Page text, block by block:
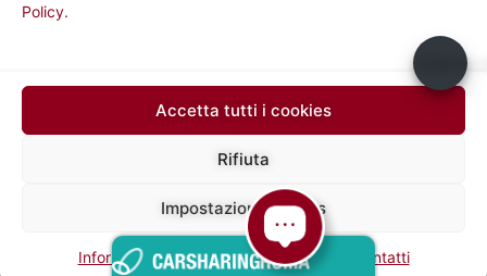
Policy.
Accetta tutti i cookies
Rifiuta
Impostazioni cookies
Informative privacySocial Media Policy Contatti
UTILITÀ
Car Sharing Roma
Sede legale in via Silvio D’Amico 40, 00145 Roma, P. IVA e N.
Iscrizione 10735431008 del 31/12/2009 Numero REA 1253419
Capitale Sociale € 10.000.000,00 i.v.
Usiamo